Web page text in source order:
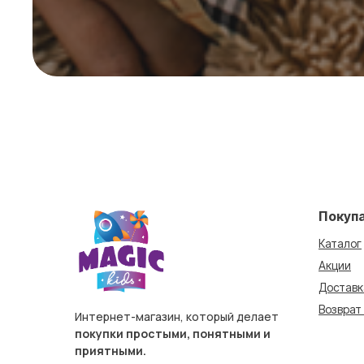
Интернет-магазин, который делает
покупки простыми, понятными и
приятными.
Акции
Каталог